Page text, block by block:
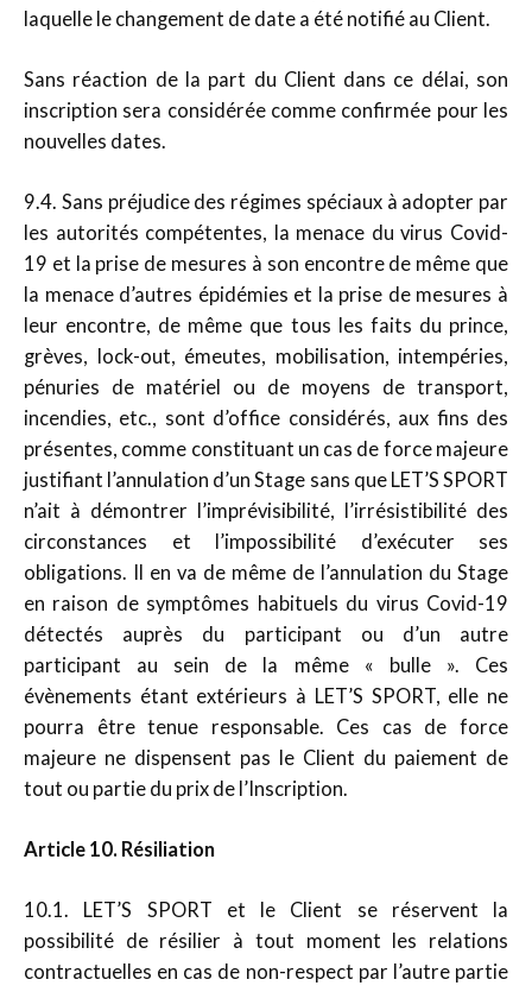
laquelle le changement de date a été notifié au Client.
Sans réaction de la part du Client dans ce délai, son
inscription sera considérée comme confirmée pour les
nouvelles dates.
9.4. Sans préjudice des régimes spéciaux à adopter par
les autorités compétentes, la menace du virus Covid-
19 et la prise de mesures à son encontre de même que
la menace d’autres épidémies et la prise de mesures à
leur encontre, de même que tous les faits du prince,
grèves, lock-out, émeutes, mobilisation, intempéries,
pénuries de matériel ou de moyens de transport,
incendies, etc., sont d’office considérés, aux fins des
présentes, comme constituant un cas de force majeure
justifiant l’annulation d’un Stage sans que LET’S SPORT
n’ait à démontrer l’imprévisibilité, l’irrésistibilité des
circonstances et l’impossibilité d’exécuter ses
obligations. Il en va de même de l’annulation du Stage
en raison de symptômes habituels du virus Covid-19
détectés auprès du participant ou d’un autre
participant au sein de la même « bulle ». Ces
évènements étant extérieurs à LET’S SPORT, elle ne
pourra être tenue responsable. Ces cas de force
majeure ne dispensent pas le Client du paiement de
tout ou partie du prix de l’Inscription.
Article 10. Résiliation
10.1. LET’S SPORT et le Client se réservent la
possibilité de résilier à tout moment les relations
contractuelles en cas de non-respect par l’autre partie